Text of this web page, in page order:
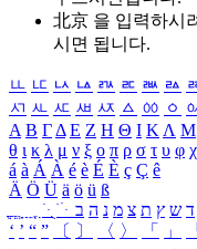
北京 을 입력하시
시면 됩니다.
ㅥ ㅦ ㅧ ㅨ ㅩ ㅪ ㅫ ㅬ
ㅺ ㅻ ㅼ ㅽ ㅾ ㅿ ㆀ ㆁ
Α Β ΓΔ Ε Ζ Η Θ Ι ΚΛ Μ
θ ι κ λ μ ν ξ ο π ρ σ τ υ φ χ
á à Á À é è É È ç Ç ê
Ä Ö Ü ä ö ü ß
ִֶֹ ֻּ ׁׂ ד ש ץ ת צ מ נ ה ב
‘ ’ “ ” 〔 〕 〈 〉 「 」